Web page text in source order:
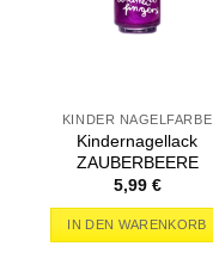
KINDER NAGELFARBE
Kindernagellack
ZAUBERBEERE
5,99 €
IN DEN WARENKORB